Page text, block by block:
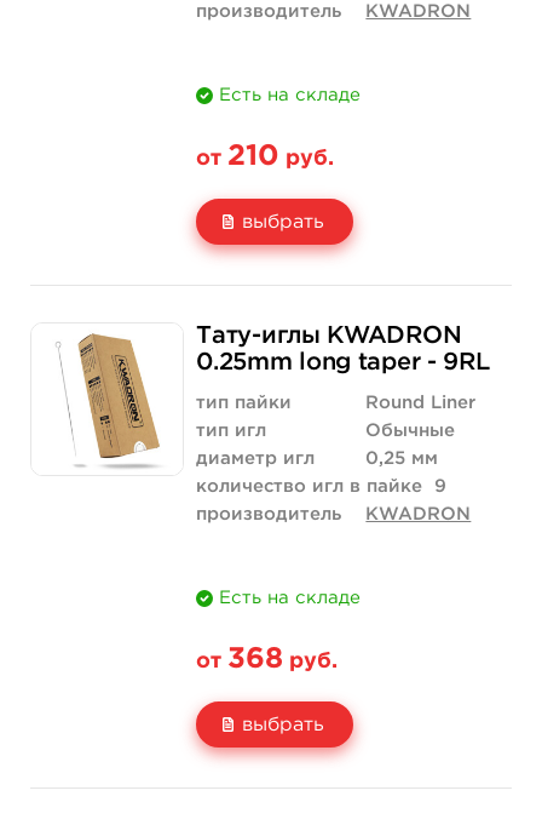
производитель
KWADRON
Есть на складе
от 210 руб.
выбрать
Цена
Количество
210 руб.
купить
420 руб.
купить
Тату-иглы KWADRON
0.25mm long taper - 9RL
тип пайки
Round Liner
тип игл
Обычные
диаметр игл
0,25 мм
количество игл в пайке
9
производитель
KWADRON
Есть на складе
от 368 руб.
выбрать